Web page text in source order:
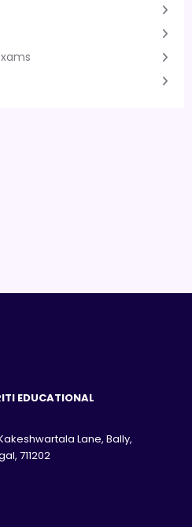
EDUCATIONAL
Lane, Bally,
711202